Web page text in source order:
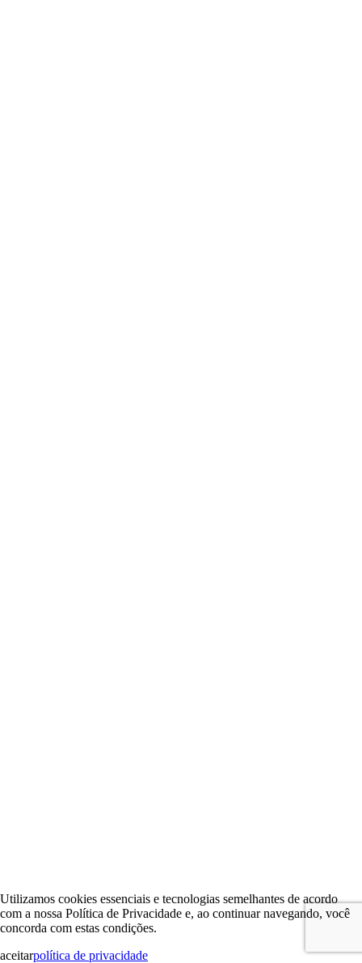
Utilizamos cookies essenciais e tecnologias semelhantes de acordo
com a nossa Política de Privacidade e, ao continuar navegando, você
concorda com estas condições.
aceitarpolítica de privacidade